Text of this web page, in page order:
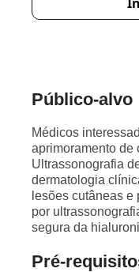
Público-alvo
Médicos
aprimoramento de
Ultrassonografia
dermatologia
lesões cutâneas
por
segura da
Pré-